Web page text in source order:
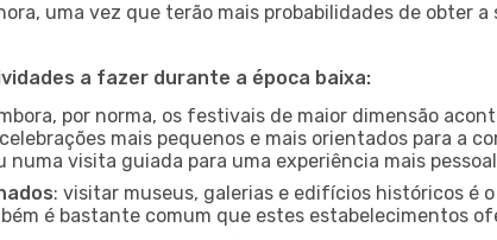
uma vez que terão mais probabilidades de obter
a fazer durante a época baixa:
por norma, os festivais de maior dimensão
mais pequenos e mais orientados para a
visita guiada para uma experiência mais
: visitar museus, galerias e edifícios históricos é
é bastante comum que estes estabelecimentos